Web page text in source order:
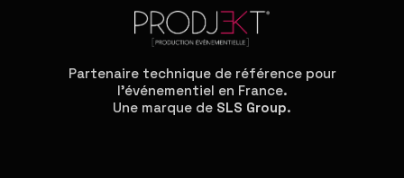
Partenaire technique de référence pour
l'événementiel en France.
Une marque de SLS Group.